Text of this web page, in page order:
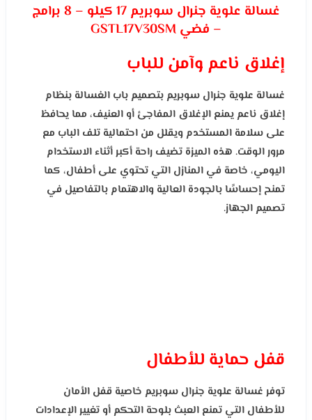
غسالة علوية جنرال سوبريم 17 كيلو – 8 برامج
– فضي GSTL17V30SM
إغلاق ناعم وآمن للباب
غسالة علوية جنرال سوبريم بتصميم باب الغسالة بنظام
إغلاق ناعم يمنع الإغلاق المفاجئ أو العنيف، مما يحافظ
على سلامة المستخدم ويقلل من احتمالية تلف الباب مع
مرور الوقت. هذه الميزة تضيف راحة أكبر أثناء الاستخدام
اليومي، خاصة في المنازل التي تحتوي على أطفال، كما
تمنح إحساسًا بالجودة العالية والاهتمام بالتفاصيل في
تصميم الجهاز.
قفل حماية للأطفال
توفر غسالة علوية جنرال سوبريم خاصية قفل الأمان
للأطفال التي تمنع العبث بلوحة التحكم أو تغيير الإعدادات